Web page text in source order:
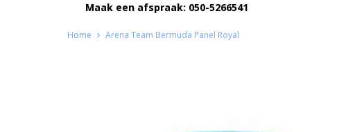
Maak een afspraak: 050-5266541
Home Arena Team Bermuda Panel Royal